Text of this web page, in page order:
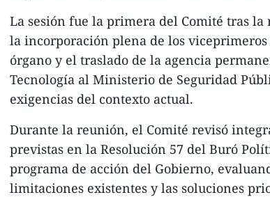
La sesión fue la primera del Comité tras
la incorporación plena de los
órgano y el traslado de la agencia
Tecnología al Ministerio de Seguridad
exigencias del contexto actual.
​Durante la reunión, el Comité revisó
previstas en la Resolución 57 del Buró
programa de acción del Gobierno,
limitaciones existentes y las soluciones